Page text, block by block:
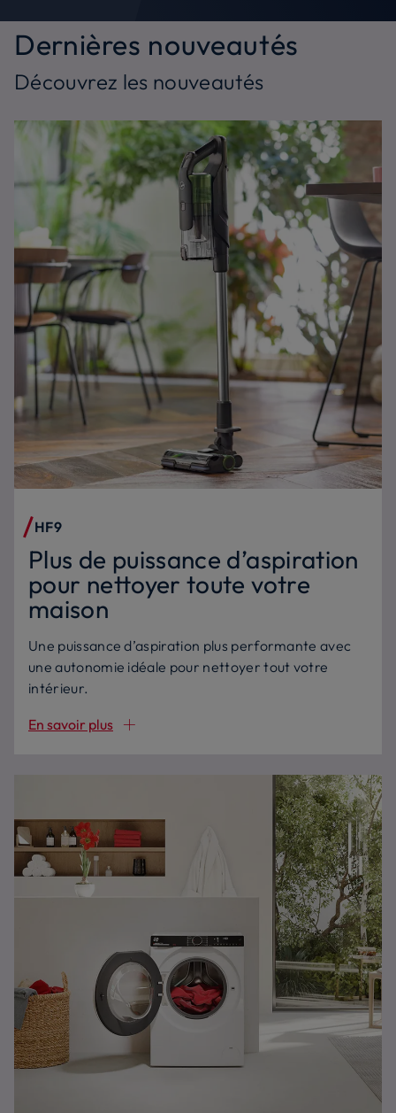
Dernières nouveautés
Découvrez les nouveautés
HF9
Plus de puissance d’aspiration
pour nettoyer toute votre
maison
Une puissance d’aspiration plus performante avec
une autonomie idéale pour nettoyer tout votre
intérieur.
En savoir plus